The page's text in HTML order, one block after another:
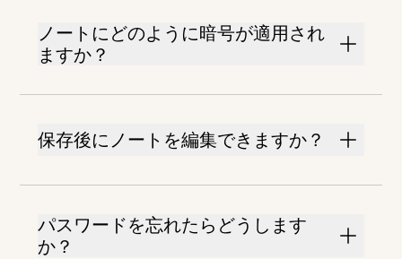
ノートにどのように暗号が適用され
ますか？
保存後にノートを編集できますか？
パスワードを忘れたらどうします
か？